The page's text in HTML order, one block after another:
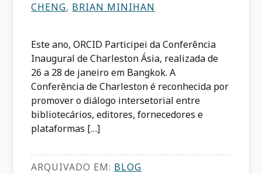
CHENG, BRIAN MINIHAN
Este ano, ORCID Participei da Conferência
Inaugural de Charleston Ásia, realizada de
26 a 28 de janeiro em Bangkok. A
Conferência de Charleston é reconhecida por
promover o diálogo intersetorial entre
bibliotecários, editores, fornecedores e
plataformas […]
ARQUIVADO EM: BLOG